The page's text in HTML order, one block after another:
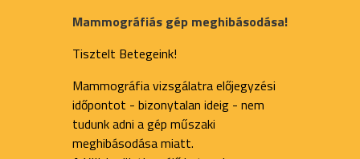
Mammográfiás gép meghibásodása!
Tisztelt Betegeink!
Mammográfia vizsgálatra előjegyzési
időpontot - bizonytalan ideig - nem
tudunk adni a gép műszaki
meghibásodása miatt.